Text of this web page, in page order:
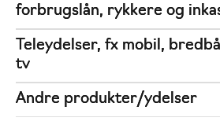
forbrugslån, rykkere og
Teleydelser, fx mobil,
tv
Andre produkter/ydelser